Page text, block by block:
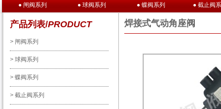
● 闸阀系列 ● 球阀系列 ● 蝶阀系列 ● 截止阀
产品列表/PRODUCT
> 闸阀系列
> 球阀系列
> 蝶阀系列
> 截止阀系列
焊接式气动角座阀